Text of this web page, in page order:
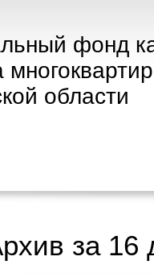
фонд
области
за 16